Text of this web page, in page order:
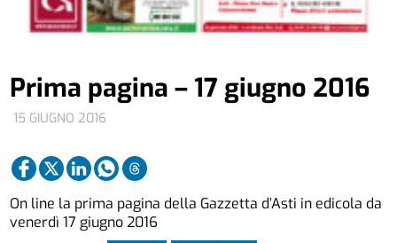
15 GIUGNO 2016
Prima pagina – 17 giugno 2016
On line la prima pagina della Gazzetta d’Asti in edicola da
venerdì 17 giugno 2016